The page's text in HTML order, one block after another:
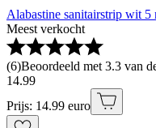
Alabastine sanitairstrip wit 5
Meest verkocht
(6)Beoordeeld met 3.3 van
14.99
Prijs: 14.99 euro